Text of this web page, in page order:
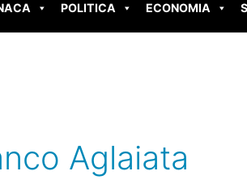
POLITICA ECONOMIA
Aglaiata